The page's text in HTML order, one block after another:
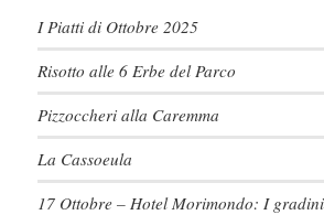
I Piatti di Ottobre 2025
Risotto alle 6 Erbe del Parco
Pizzoccheri alla Caremma
La Cassoeula
17 Ottobre – Hotel Morimondo: I